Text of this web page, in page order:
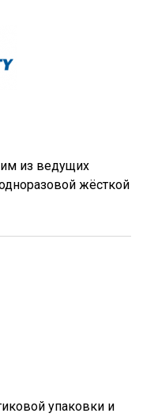
из ведущих
жёсткой
упаковки и